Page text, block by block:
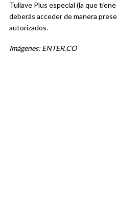
Tullave Plus especial (la que
deberás acceder de manera
autorizados.
Imágenes: ENTER.CO